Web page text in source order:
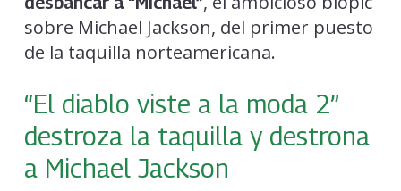
sobre Michael Jackson, del primer puesto
de la taquilla norteamericana.
“El diablo viste a la moda 2”
destroza la taquilla y destrona
a Michael Jackson